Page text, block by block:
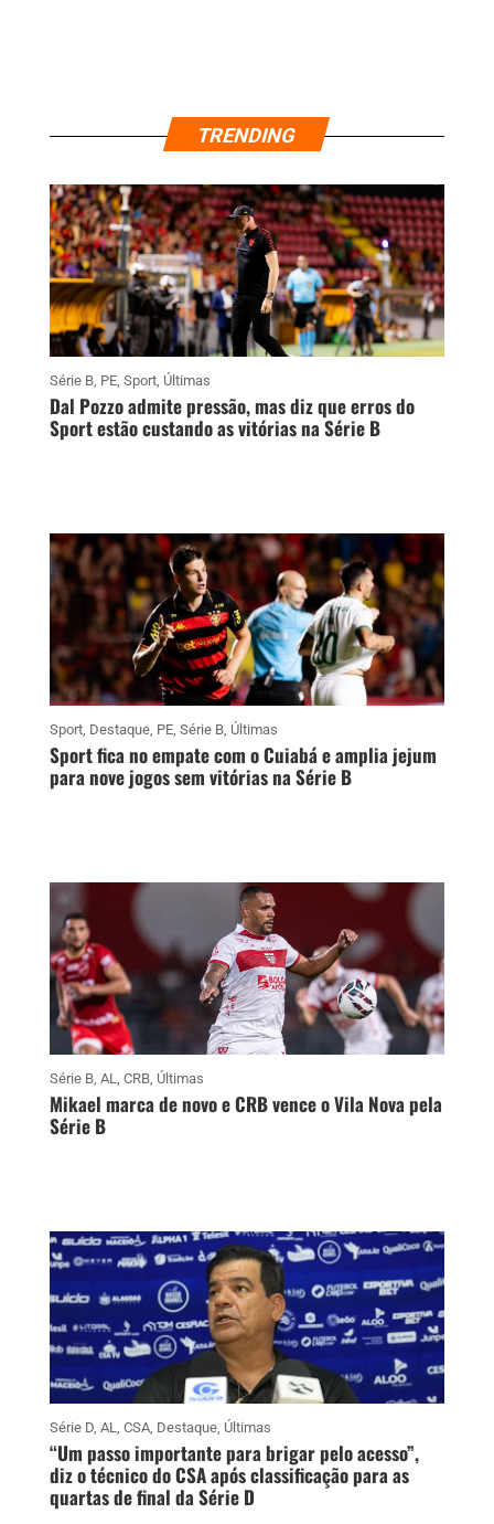
TRENDING
Série B, PE, Sport, Últimas
Dal Pozzo admite pressão, mas diz que erros do
Sport estão custando as vitórias na Série B
Sport, Destaque, PE, Série B, Últimas
Sport fica no empate com o Cuiabá e amplia jejum
para nove jogos sem vitórias na Série B
Série B, AL, CRB, Últimas
Mikael marca de novo e CRB vence o Vila Nova pela
Série B
Série D, AL, CSA, Destaque, Últimas
“Um passo importante para brigar pelo acesso”,
diz o técnico do CSA após classificação para as
quartas de final da Série D